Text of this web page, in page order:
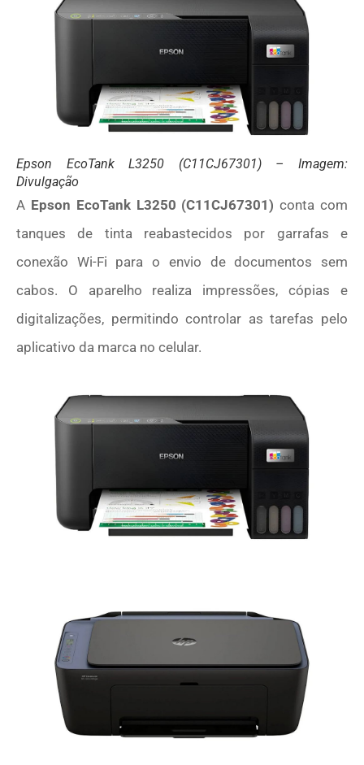
Epson EcoTank L3250 (C11CJ67301) – Imagem:
Divulgação
A Epson EcoTank L3250 (C11CJ67301) conta com
tanques de tinta reabastecidos por garrafas e
conexão Wi-Fi para o envio de documentos sem
cabos. O aparelho realiza impressões, cópias e
digitalizações, permitindo controlar as tarefas pelo
aplicativo da marca no celular.